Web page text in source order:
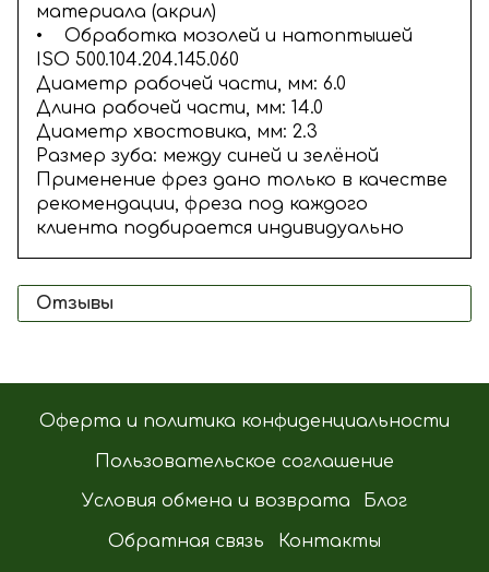
материала (акрил)
• Обработка мозолей и натоптышей
ISO 500.104.204.145.060
Диаметр рабочей части, мм: 6.0
Длина рабочей части, мм: 14.0
Диаметр хвостовика, мм: 2.3
Размер зуба: между синей и зелёной
Применение фрез дано только в качестве
рекомендации, фреза под каждого
клиента подбирается индивидуально
Отзывы
Оферта и политика конфиденциальности
Пользовательское соглашение
Условия обмена и возврата Блог
Обратная связь Контакты